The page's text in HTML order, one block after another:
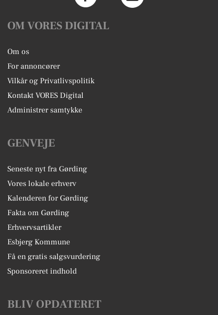
OM VORES DIGITAL
Om os
For annoncører
Vilkår og Privatlivspolitik
Kontakt VORES Digital
Administrer samtykke
GENVEJE
Seneste nyt fra Gørding
Vores lokale erhverv
Kalenderen for Gørding
Fakta om Gørding
Erhvervsartikler
Esbjerg Kommune
Få en gratis salgsvurdering
Sponsoreret indhold
BLIV OPDATERET